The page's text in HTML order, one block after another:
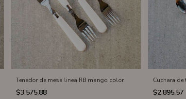
Tenedor de mesa linea RB mango color
$3.575,88
Cuchara
$2.895,57